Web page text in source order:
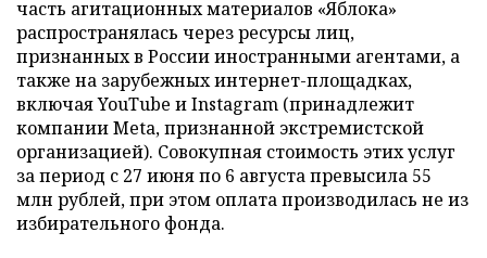
часть агитационных материалов «Яблока»
распространялась через ресурсы лиц,
признанных в России иностранными агентами, а
также на зарубежных интернет-площадках,
включая YouTube и Instagram (принадлежит
компании Meta, признанной экстремистской
организацией). Совокупная стоимость этих услуг
за период с 27 июня по 6 августа превысила 55
млн рублей, при этом оплата производилась не из
избирательного фонда.